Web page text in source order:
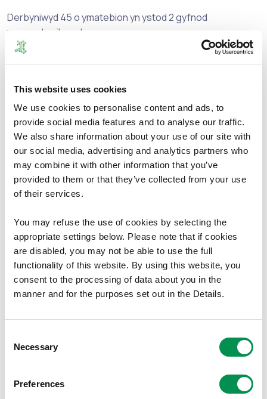
This website uses cookies
We use cookies to personalise content and ads, to
provide social media features and to analyse our traffic.
We also share information about your use of our site with
our social media, advertising and analytics partners who
may combine it with other information that you’ve
provided to them or that they’ve collected from your use
of their services.
You may refuse the use of cookies by selecting the
appropriate settings below. Please note that if cookies
are disabled, you may not be able to use the full
functionality of this website. By using this website, you
consent to the processing of data about you in the
manner and for the purposes set out in the Details.
Selection
Necessary
Preferences
Derbyniwyd 45 o ymatebion yn ystod 2 gyfnod
ymgynghori'r arolwg.
Wrth ymateb i'r cyhoeddiad bod yr argymhellion wedi'u
Democratiaeth a Ffiniau Cymru, Shereen Williams MBE
OStJ:
“Mae'r Comisiwn wrth ei fodd y bydd y
cyntaf o'i arolygon cymunedol bellach yn
cael ei weithredu heb addasiad.
wneud y penderfyniad hwn, a diolch
hefyd i'n partneriaid yng nghyngor
Caerffili, yr holl gynghorau cymuned a
thref yn y sir, ac aelodau'r cyhoedd a
gymerodd ran mor adeiladol yn yr arolwg.
threfniadau etholiadol cymunedau yn
ledled Caerffili yn parhau i dderbyn y